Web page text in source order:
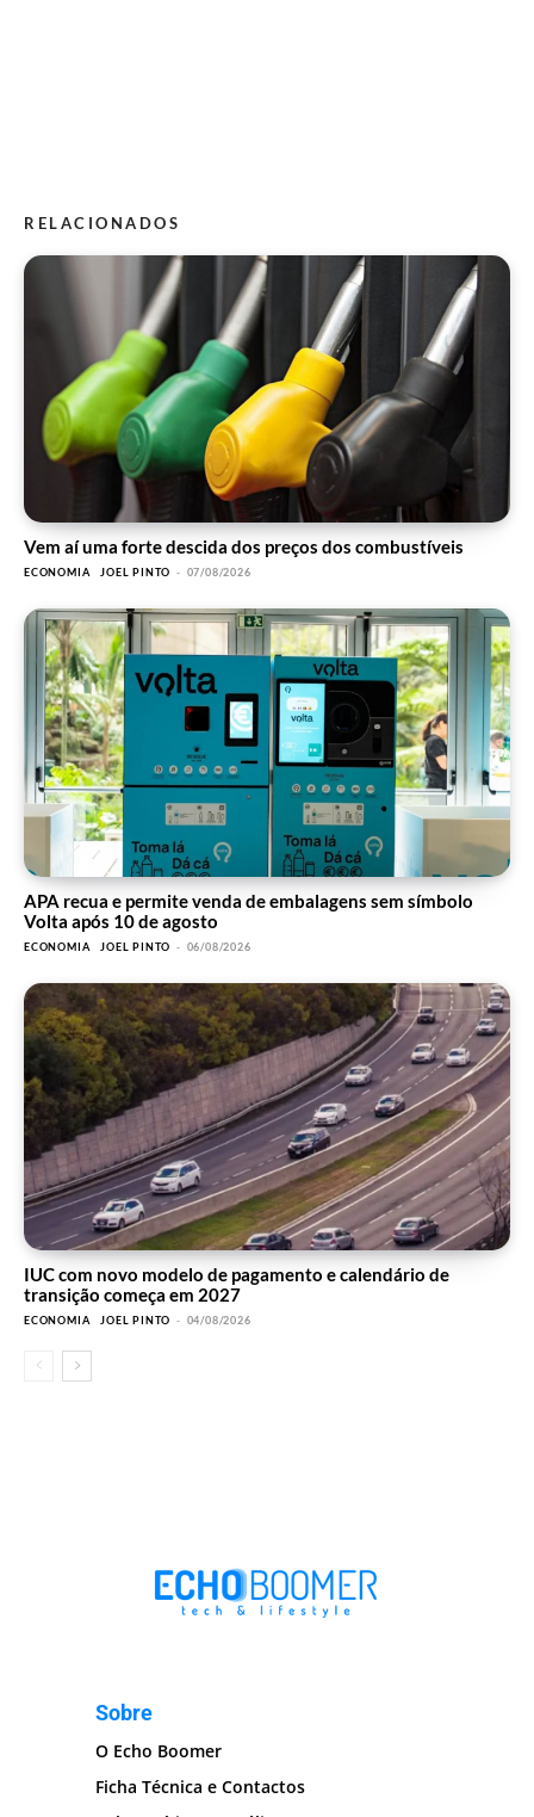
RELACIONADOS
Vem aí uma forte descida dos preços dos combustíveis
ECONOMIA JOEL PINTO - 07/08/2026
APA recua e permite venda de embalagens sem símbolo
Volta após 10 de agosto
ECONOMIA JOEL PINTO - 06/08/2026
IUC com novo modelo de pagamento e calendário de
transição começa em 2027
ECONOMIA JOEL PINTO - 04/08/2026
Sobre
O Echo Boomer
Ficha Técnica e Contactos